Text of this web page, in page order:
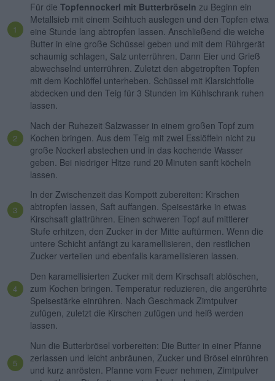
Für die Topfennockerl mit Butterbröseln zu Beginn ein
Metallsieb mit einem Seihtuch auslegen und den Topfen etwa
eine Stunde lang abtropfen lassen. Anschließend die weiche
Butter in eine große Schüssel geben und mit dem Rührgerät
schaumig schlagen, Salz unterrühren. Dann Eier und Grieß
abwechselnd unterrühren. Zuletzt den abgetropften Topfen
mit dem Kochlöffel unterheben. Schüssel mit Klarsichtfolie
abdecken und den Teig für 3 Stunden im Kühlschrank ruhen
lassen.
Nach der Ruhezeit Salzwasser in einem großen Topf zum
Kochen bringen. Aus dem Teig mit zwei Esslöffeln nicht zu
große Nockerl abstechen und in das kochende Wasser
geben. Bei niedriger Hitze rund 20 Minuten sanft köcheln
lassen.
In der Zwischenzeit das Kompott zubereiten: Kirschen
abtropfen lassen, Saft auffangen. Speisestärke in etwas
Kirschsaft glattrühren. Einen schweren Topf auf mittlerer
Stufe erhitzen, den Zucker in der Mitte auftürmen. Wenn die
untere Schicht anfängt zu karamellisieren, den restlichen
Zucker verteilen und ebenfalls karamellisieren lassen.
Den karamellisierten Zucker mit dem Kirschsaft ablöschen,
zum Kochen bringen. Temperatur reduzieren, die angerührte
Speisestärke einrühren. Nach Geschmack Zimtpulver
zufügen, zuletzt die Kirschen zufügen und heiß werden
lassen.
Nun die Butterbrösel vorbereiten: Die Butter in einer Pfanne
zerlassen und leicht anbräunen, Zucker und Brösel einrühren
und kurz anrösten. Pfanne vom Feuer nehmen, Zimtpulver